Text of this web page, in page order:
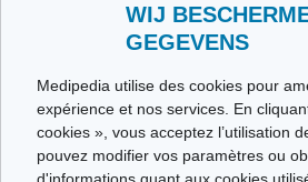
WIJ
GEGEVENS
Medipedia utilise des cookies pour
expérience et nos services. En
cookies », vous acceptez l’utilisation
pouvez modifier vos paramètres ou
d'informations quant aux cookies
Ce site respecte les
© Vivio sa, 2014-2026 - Tous droits réservés |
1160 Brussels